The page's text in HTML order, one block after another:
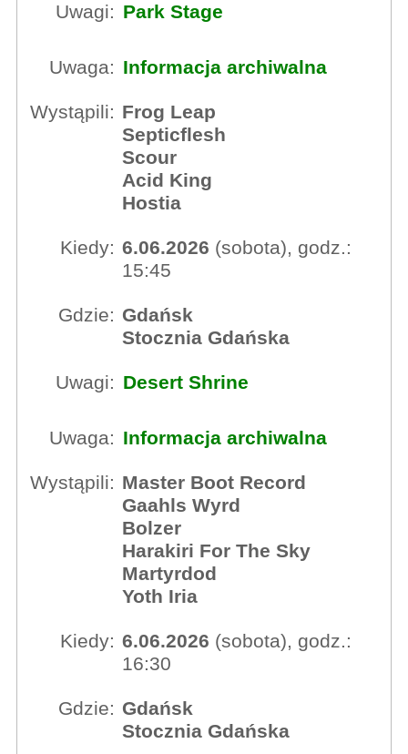
Uwagi: Park Stage
Uwaga: Informacja archiwalna
Wystąpili: Frog Leap
Septicflesh
Scour
Acid King
Hostia
Kiedy: 6.06.2026 (sobota), godz.:
15:45
Gdzie: Gdańsk
Stocznia Gdańska
Uwagi: Desert Shrine
Uwaga: Informacja archiwalna
Wystąpili: Master Boot Record
Gaahls Wyrd
Bolzer
Harakiri For The Sky
Martyrdod
Yoth Iria
Kiedy: 6.06.2026 (sobota), godz.:
16:30
Gdzie: Gdańsk
Stocznia Gdańska